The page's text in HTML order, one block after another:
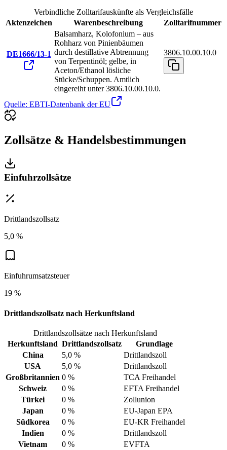
Verbindliche Zolltarifauskünfte als Vergleichsfälle
Aktenzeichen
Warenbeschreibung Zolltarifnummer
DE1666/13-1
Balsamharz, Kolofonium – aus
Rohharz von Pinienbäumen
durch destillative Abtrennung
von Terpentinöl; gelbe, in
Aceton/Ethanol lösliche
Stücke/Schuppen. Amtlich
eingereiht unter 3806.10.00.10.0.
3806.10.00.10.0
Quelle: EBTI-Datenbank der EU
Zollsätze & Handelsbestimmungen
Einfuhrzollsätze
Drittlandszollsatz
5,0 %
Einfuhrumsatzsteuer
19 %
Drittlandszollsatz nach Herkunftsland
Drittlandszollsätze nach Herkunftsland
Herkunftsland Drittlandszollsatz
Grundlage
China
5,0 %
Drittlandszoll
USA
5,0 %
Drittlandszoll
Großbritannien 0 %
TCA Freihandel
Schweiz
0 %
EFTA Freihandel
Türkei
0 %
Zollunion
Japan
0 %
EU-Japan EPA
Südkorea
0 %
EU-KR Freihandel
Indien
0 %
Drittlandszoll
Vietnam
0 %
EVFTA